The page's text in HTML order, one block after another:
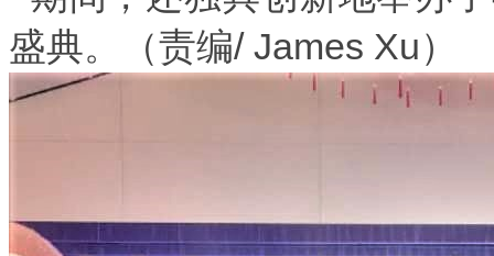
盛典。（责编/ James Xu）